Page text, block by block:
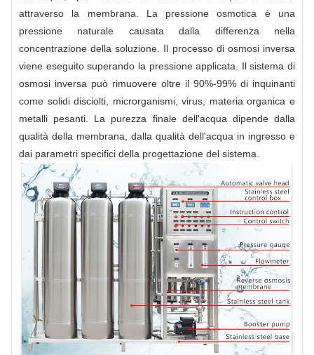
attraverso la membrana. La pressione osmotica è una
pressione naturale causata dalla differenza nella
concentrazione della soluzione. Il processo di osmosi inversa
viene eseguito superando la pressione applicata. Il sistema di
osmosi inversa può rimuovere oltre il 90%-99% di inquinanti
come solidi disciolti, microrganismi, virus, materia organica e
metalli pesanti. La purezza finale dell'acqua dipende dalla
qualità della membrana, dalla qualità dell'acqua in ingresso e
dai parametri specifici della progettazione del sistema.